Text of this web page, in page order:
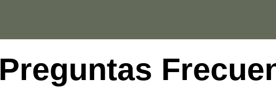
Preguntas